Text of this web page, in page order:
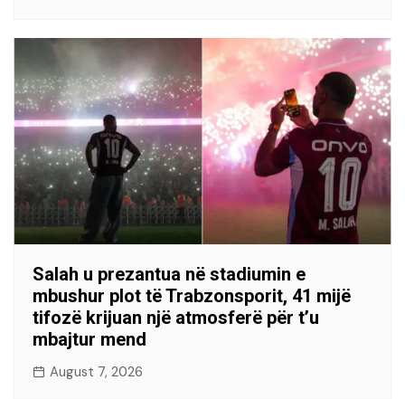
Salah u prezantua në stadiumin e
mbushur plot të Trabzonsporit, 41 mijë
tifozë krijuan një atmosferë për t’u
mbajtur mend
August 7, 2026